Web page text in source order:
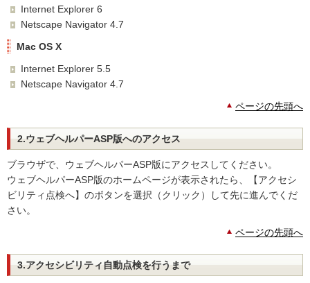
Internet Explorer 6
Netscape Navigator 4.7
Mac OS X
Internet Explorer 5.5
Netscape Navigator 4.7
ページの先頭へ
2.ウェブヘルパーASP版へのアクセス
ブラウザで、ウェブヘルパーASP版にアクセスしてください。
ウェブヘルパーASP版のホームページが表示されたら、【アクセシ
ビリティ点検へ】のボタンを選択（クリック）して先に進んでくだ
さい。
ページの先頭へ
3.アクセシビリティ自動点検を行うまで